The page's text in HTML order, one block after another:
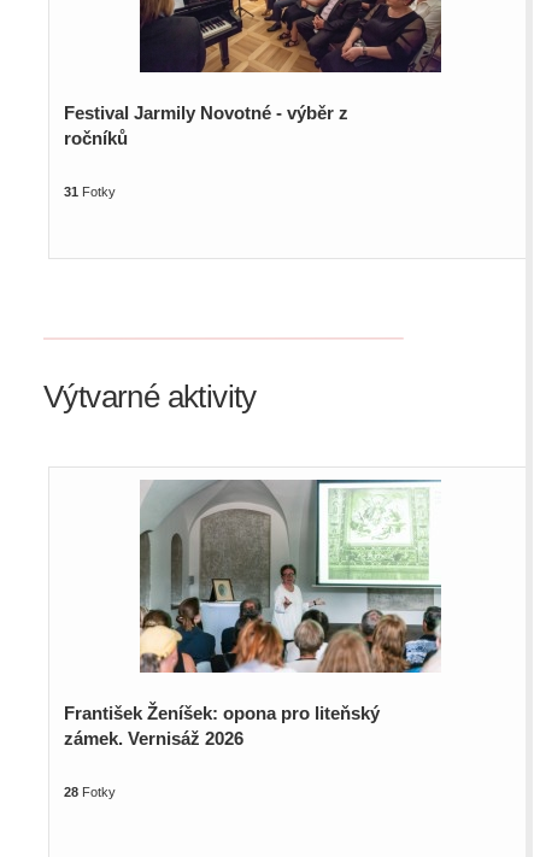
Festival Jarmily Novotné - výběr z
ročníků
31 Fotky
Výtvarné aktivity
František Ženíšek: opona pro liteňský
zámek. Vernisáž 2026
28Fotky